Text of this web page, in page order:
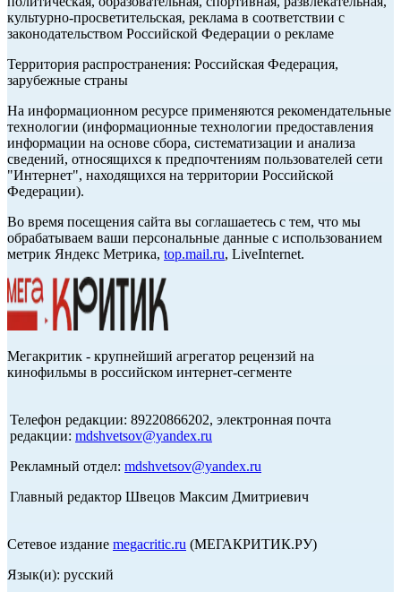
культурно-просветительская, реклама в соответствии с
законодательством Российской Федерации о рекламе
Территория распространения: Российская Федерация,
зарубежные страны
На информационном ресурсе применяются рекомендательные
технологии (информационные технологии предоставления
информации на основе сбора, систематизации и анализа
сведений, относящихся к предпочтениям пользователей сети
"Интернет", находящихся на территории Российской
Федерации).
Во время посещения сайта вы соглашаетесь с тем, что мы
обрабатываем ваши персональные данные с использованием
метрик Яндекс Метрика, top.mail.ru, LiveInternet.
Мегакритик - крупнейший агрегатор рецензий на
кинофильмы в российском интернет-сегменте
Телефон редакции: 89220866202, электронная почта
редакции: mdshvetsov@yandex.ru
Рекламный отдел: mdshvetsov@yandex.ru
Главный редактор Швецов Максим Дмитриевич
Сетевое издание megacritic.ru (МЕГАКРИТИК.РУ)
Язык(и): русский